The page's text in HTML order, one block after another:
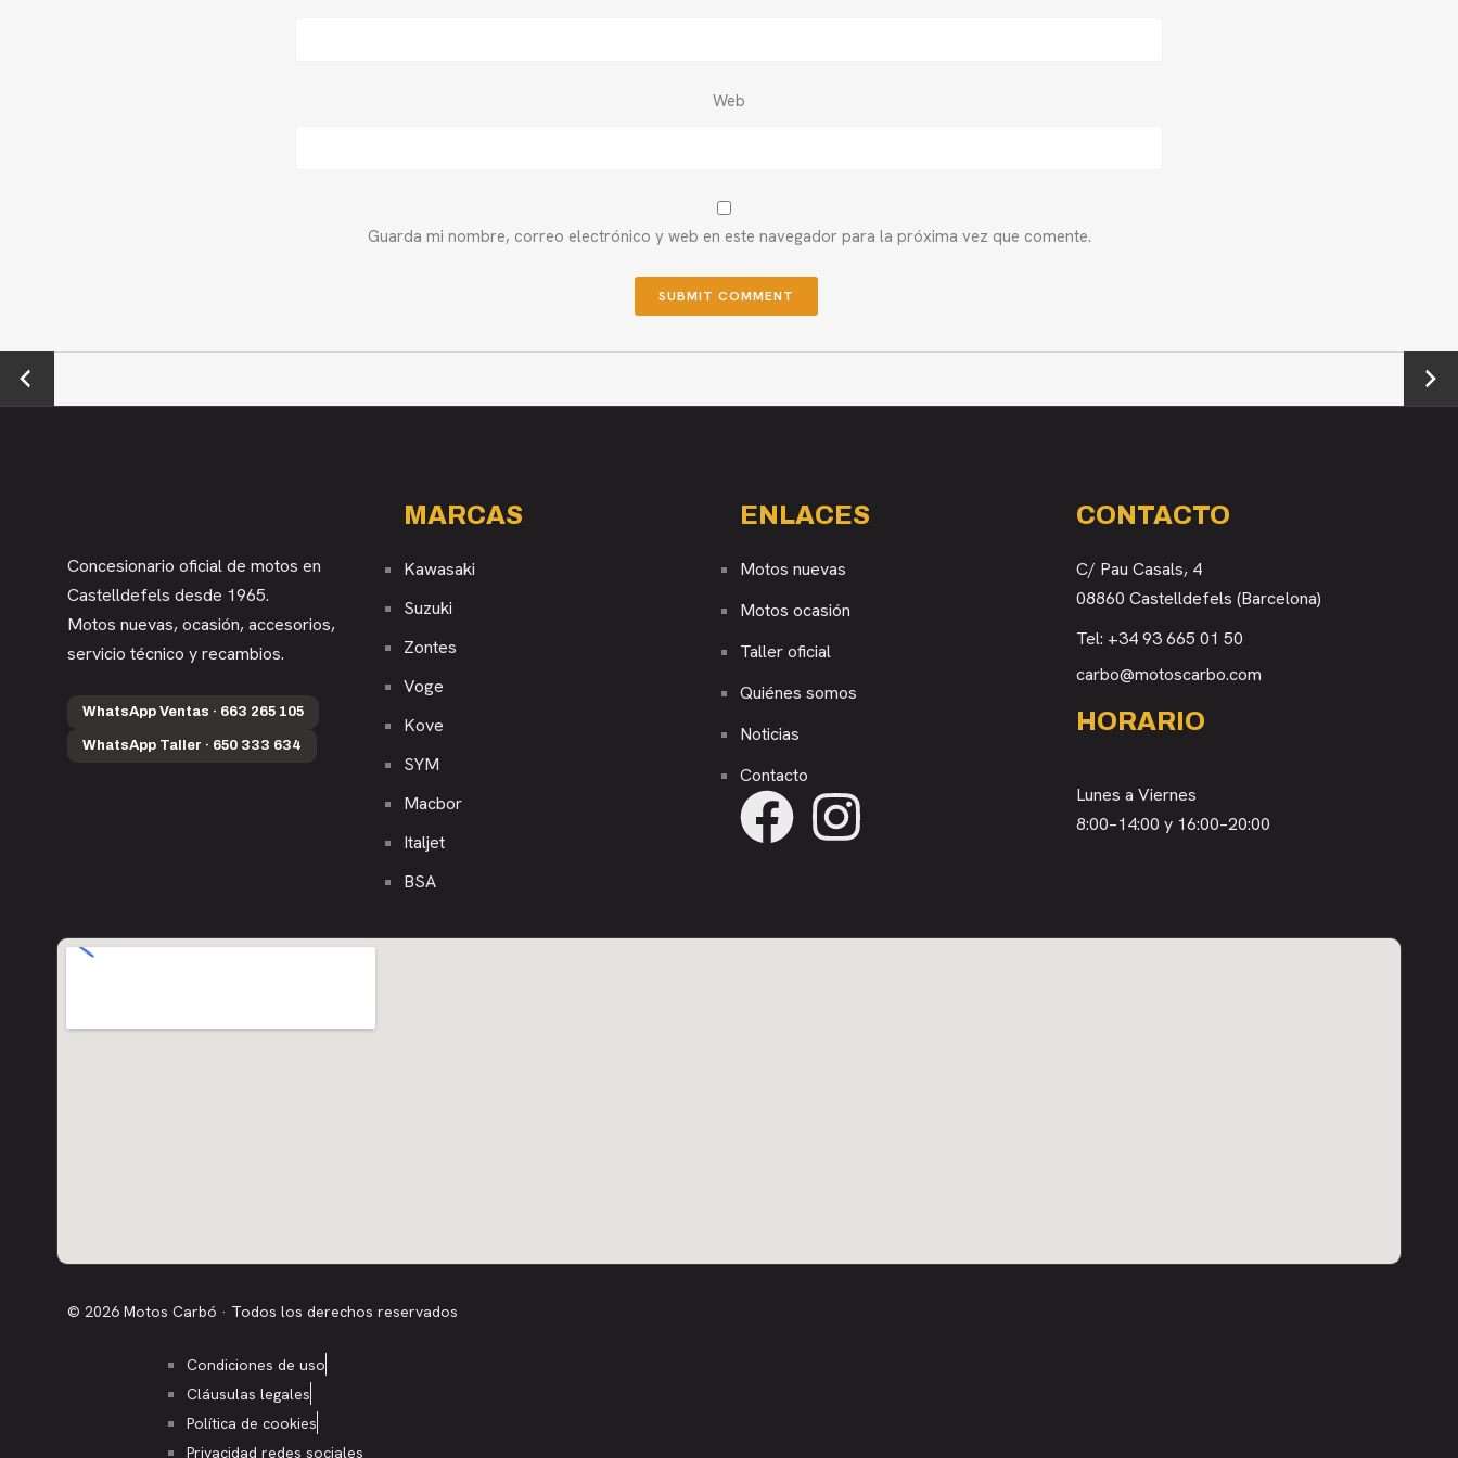
Web
Guarda mi nombre, correo electrónico y web en este navegador para la próxima vez que comente.
←
Previo
Next
→
Concesionario oficial de motos en
Castelldefels desde 1965.
Motos nuevas, ocasión, accesorios,
servicio técnico y recambios.
WhatsApp Ventas · 663 265 105
WhatsApp Taller · 650 333 634
MARCAS
Kawasaki
Suzuki
Zontes
Voge
Kove
SYM
Macbor
Italjet
BSA
ENLACES
Motos nuevas
Motos ocasión
Taller oficial
Quiénes somos
Noticias
Contacto
CONTACTO
C/ Pau Casals, 4
08860 Castelldefels (Barcelona)
Tel: +34 93 665 01 50
carbo@motoscarbo.com
HORARIO
Lunes a Viernes
8:00–14:00 y 16:00–20:00
© 2026 Motos Carbó · Todos los derechos reservados
Condiciones de uso
Cláusulas legales
Política de cookies
Privacidad redes sociales